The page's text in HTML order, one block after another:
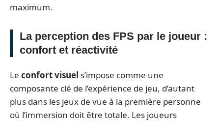
maximum.
La perception des FPS par le joueur :
confort et réactivité
Le confort visuel s’impose comme une
composante clé de l’expérience de jeu, d’autant
plus dans les jeux de vue à la première personne
où l’immersion doit être totale. Les joueurs